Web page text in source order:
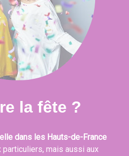
la fête ?
dans les Hauts-de-France
mais aussi aux